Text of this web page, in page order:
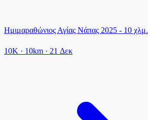
Ημιμαραθώνιος Αγίας Νάπας 2025 - 10 χλμ.
10K · 10km · 21 Δεκ